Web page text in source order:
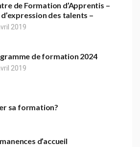
de Formation d’Apprentis –
d’expression des talents –
2019
de formation 2024
2019
sa formation?
d’accueil